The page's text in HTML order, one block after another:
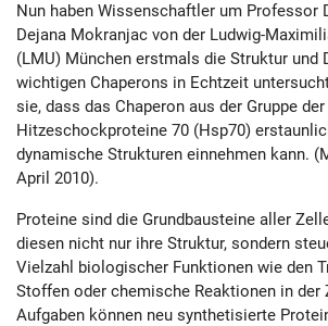
Nun haben Wissenschaftler um Professor
Dejana Mokranjac von der Ludwig-
(LMU) München erstmals die Struktur und
wichtigen Chaperons in Echtzeit
sie, dass das Chaperon aus der Gruppe
Hitzeschockproteine 70 (Hsp70)
dynamische Strukturen einnehmen kann.
April 2010).
Proteine sind die Grundbausteine aller
diesen nicht nur ihre Struktur, sondern
Vielzahl biologischer Funktionen wie den
Stoffen oder chemische Reaktionen in der
Aufgaben können neu synthetisierte